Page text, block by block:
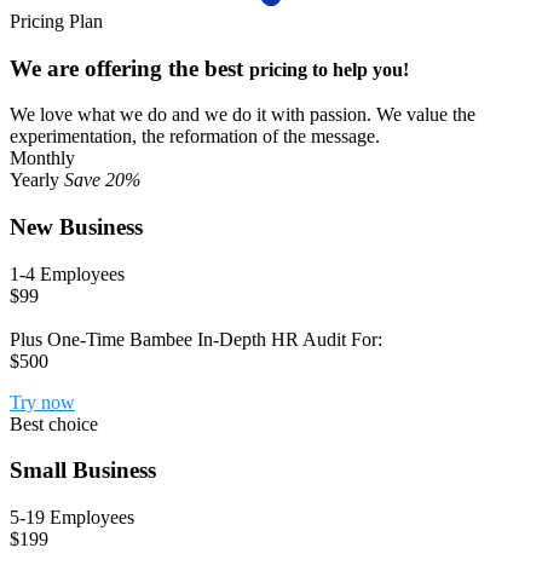
Pricing Plan
We are offering the best pricing to help you!
We love what we do and we do it with passion. We value the
experimentation, the reformation of the message.
Monthly
Yearly Save 20%
New Business
1-4 Employees
$99
Plus One-Time Bambee In-Depth HR Audit For:
$500
Try now
Best choice
Small Business
5-19 Employees
$199